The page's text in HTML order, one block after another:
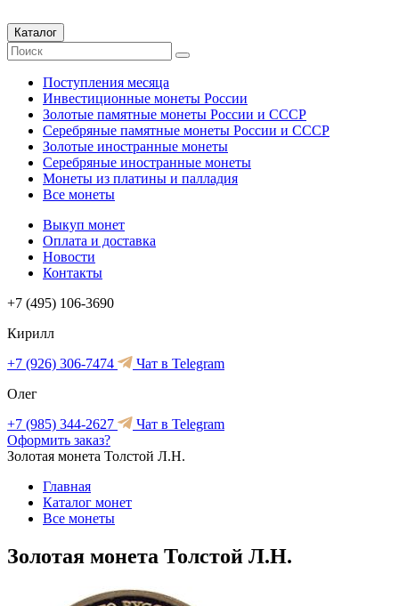
Каталог
Поступления месяца
Инвестиционные монеты России
Золотые памятные монеты России и СССР
Серебряные памятные монеты России и СССР
Золотые иностранные монеты
Серебряные иностранные монеты
Монеты из платины и палладия
Все монеты
Выкуп монет
Оплата и доставка
Новости
Контакты
+7 (495) 106-3690
Кирилл
+7 (926) 306-7474
Чат в Telegram
Олег
+7 (985) 344-2627
Чат в Telegram
Оформить заказ?
Золотая монета Толстой Л.Н.
Главная
Каталог монет
Все монеты
Золотая монета Толстой Л.Н.